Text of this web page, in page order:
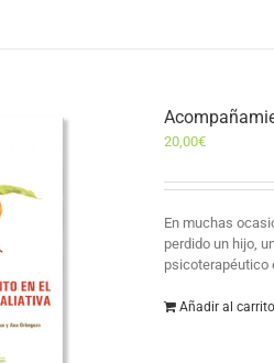
20,00€
En muchas
perdido un hijo,
psicoterapéutico
Añadir al carrito